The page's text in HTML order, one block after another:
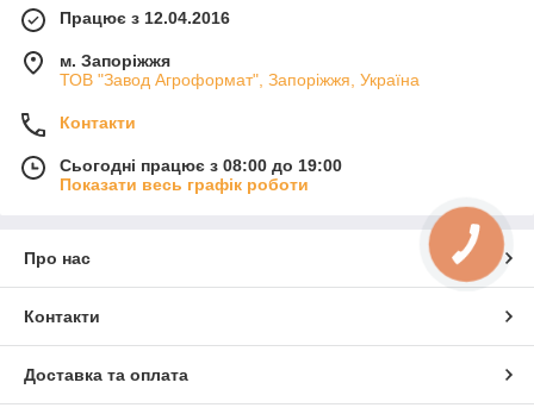
Працює з 12.04.2016
м. Запоріжжя
ТОВ "Завод Агроформат", Запоріжжя, Україна
Контакти
Сьогодні працює з 08:00 до 19:00
Показати весь графік роботи
Про нас
Контакти
Доставка та оплата
КНОПКА
ЗВ'ЯЗКУ